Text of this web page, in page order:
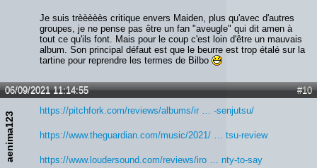
Je suis trèèèèès critique envers Maiden, plus qu'avec d'autres
groupes, je ne pense pas être un fan "aveugle" qui dit amen à
tout ce qu'ils font. Mais pour le coup c'est loin d'être un mauvais
album. Son principal défaut est que le beurre est trop étalé sur la
tartine pour reprendre les termes de Bilbo
#10
06/09/2021 11:14:55
aenima123
https://pitchfork.com/reviews/albums/ir … -senjutsu/
https://www.theguardian.com/music/2021/ … tsu-review
https://www.loudersound.com/reviews/iro … nty-to-say